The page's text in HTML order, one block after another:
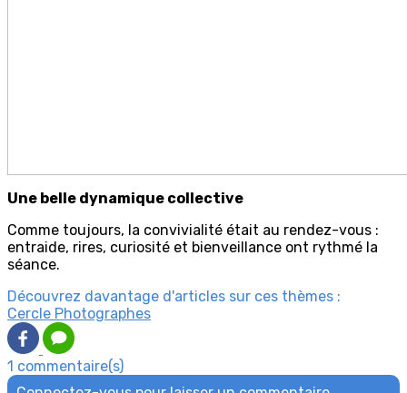
Une belle dynamique collective
Comme toujours, la convivialité était au rendez-vous :
entraide, rires, curiosité et bienveillance ont rythmé la
séance.
Découvrez davantage d'articles sur ces thèmes :
Cercle Photographes
1 commentaire(s)